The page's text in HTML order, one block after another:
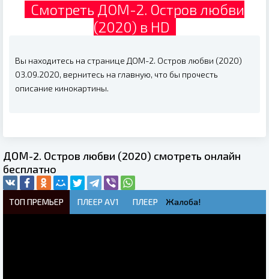
Смотреть ДОМ-2. Остров любви
(2020) в HD
Вы находитесь на странице ДОМ-2. Остров любви (2020)
03.09.2020, вернитесь на главную, что бы прочесть
описание кинокартины.
ДОМ-2. Остров любви (2020) смотреть онлайн
бесплатно
ТОП ПРЕМЬЕР ПЛЕЕР AV1 ПЛЕЕР Жалоба!